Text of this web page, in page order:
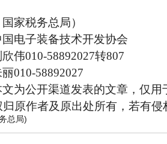
国家税务总局）
电子装备技术开发协会
欣伟010-58892027转807
丽010-58892027
为公开渠道发表的文章，仅
原作者及原出处所有，若有侵
总局)